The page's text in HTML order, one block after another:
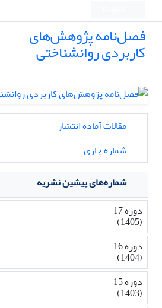
فصل‌نامه پژوهش‌های
کاربردی روانشناختی
مقالات آماده انتشار
شماره جاری
شماره‌های پیشین نشریه
دوره 17
(1405)
دوره 16
(1404)
دوره 15
(1403)